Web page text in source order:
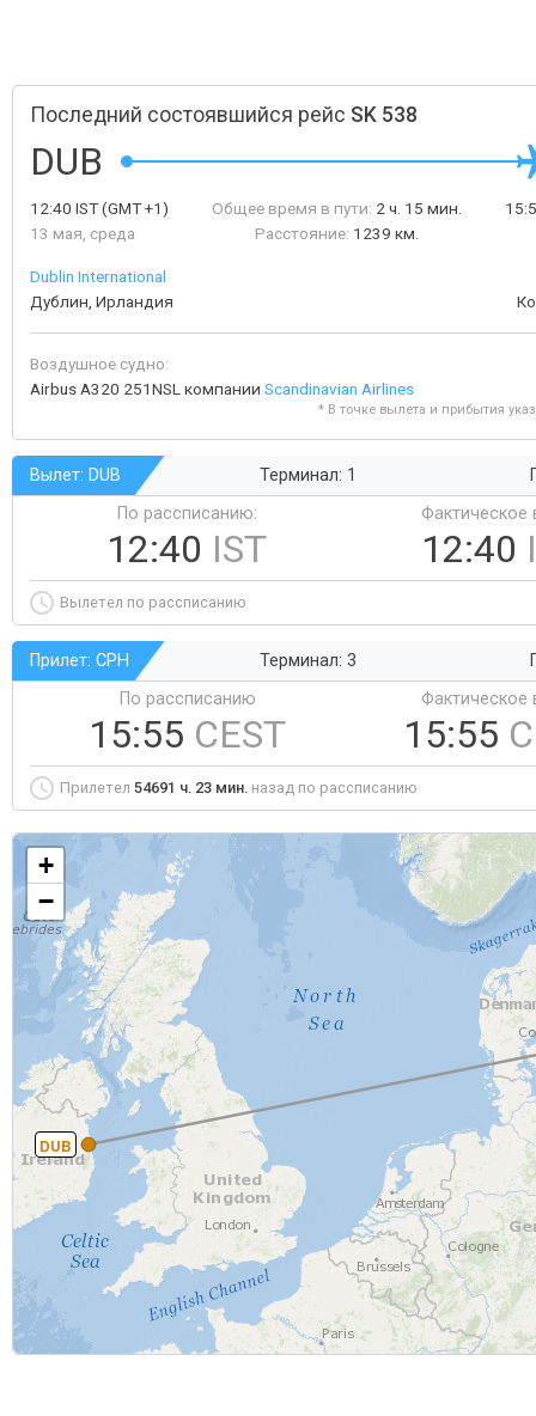
Последний состоявшийся рейс SK 538
DUB
12:40 IST(GMT +1)
13 мая, среда
Общее время в пути: 2 ч. 15 мин.
Расстояние: 1239 км.
Dublin International
Дублин, Ирландия
Воздушное судно:
Airbus A320 251NSL компании Scandinavian Airlines
* В точке вылета и прибытия
Вылет: DUB Терминал: 1
По рассписанию:
12:40 IST
Фактическое
12:40
Вылетел по рассписанию
Прилет: CPH Терминал: 3
По рассписанию
15:55 CEST
Фактическое
15:55
Прилетел 54691 ч. 23 мин. назад по рассписанию
DUB
+
−